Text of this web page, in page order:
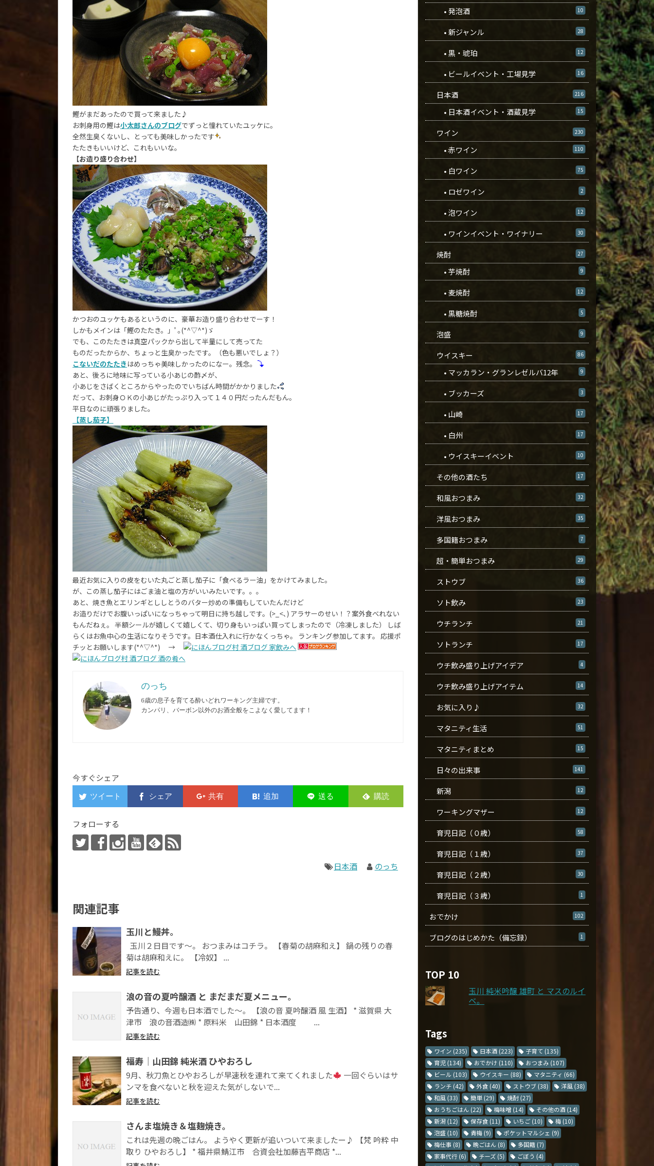
鰹がまだあったので買って来ました♪
お刺身用の鰹は小太郎さんのブログでずっと憧れていたユッケに。
全然生臭くないし、とっても美味しかったです
たたきもいいけど、これもいいな。
【お造り盛り合わせ】
かつおのユッケもあるというのに、豪華お造り盛り合わせでーす！
しかもメインは「鰹のたたき。」ﾟ｡(*^▽^*)ゞ
でも、このたたきは真空パックから出して半量にして売ってた
ものだったからか、ちょっと生臭かったです。（色も悪いでしょ？）
こないだのたたき はめっちゃ美味しかったのになー。残念。
あと、後ろに地味に写っている小あじの酢〆が、
小あじをさばくところからやったのでいちばん時間がかかりました
だって、お刺身ＯＫの小あじがたっぷり入って１４０円だったんだもん。
平日なのに頑張りました。
【蒸し茄子】
最近お気に入りの皮をむいた丸ごと蒸し茄子に「食べるラー油」をかけてみました。
が、この蒸し茄子にはごま油と塩の方がいいみたいです。。。
あと、焼き魚とエリンギとししとうのバター炒めの準備もしていたんだけど
お造りだけでお腹いっぱいになっちゃって明日に持ち越しです。(>_<､) アラサーのせい！？案外食べれない
もんだねぇ。 半額シールが嬉しくて嬉しくて、切り身もいっぱい買ってしまったので（冷凍しました） しば
らくはお魚中心の生活になりそうです。日本酒仕入れに行かなくっちゃ。 ランキング参加してます。 応援ポ
チッとお願いします(*^▽^*) →
のっち
6歳の息子を育てる酔いどれワーキング主婦です。
カンパリ、バーボン以外のお酒全般をこよなく愛してます︎！
今すぐシェア
フォローする
日本酒 のっち
関連記事
玉川と鰻丼。
玉川２日目です～。 おつまみはコチラ。 【春菊の胡麻和え】 鍋の残りの春
菊は胡麻和えに。 【冷奴】 ...
記事を読む
浪の音の夏吟醸酒 と まだまだ夏メニュー。
予告通り、今週も日本酒でした～。 【浪の音 夏吟醸酒 風 生酒】 * 滋賀県 大
津市 浪の音酒造㈱ * 原料米 山田錦 * 日本酒度 ...
記事を読む
福寿｜山田錦 純米酒 ひやおろし
9月、秋刀魚とひやおろしが早速秋を連れて来てくれました
一回ぐらいはサ
ンマを食べないと秋を迎えた気がしないで...
記事を読む
さんま塩焼き＆塩麹焼き。
これは先週の晩ごはん。 ようやく更新が追いついて来ましたー♪ 【梵 吟粋 中
取り ひやおろし】 * 福井県鯖江市 合資会社加藤吉平商店 *...
• 発泡酒 10
• 新ジャンル 28
• 黒・琥珀 12
• ビールイベント・工場見学 16
日本酒 216
• 日本酒イベント・酒蔵見学 15
ワイン 230
• 赤ワイン 110
• 白ワイン 75
• ロゼワイン 2
• 泡ワイン 12
• ワインイベント・ワイナリー 30
焼酎 27
• 芋焼酎 9
• 麦焼酎 12
• 黒糖焼酎 5
泡盛 9
ウイスキー 86
• マッカラン・グランレゼルバ12年 9
• ブッカーズ 3
• 山崎 17
• 白州 17
• ウイスキーイベント 10
その他の酒たち 17
和風おつまみ 32
洋風おつまみ 35
多国籍おつまみ 7
超・簡単おつまみ 29
ストウブ 36
ソト飲み 23
ウチランチ 21
ソトランチ 17
ウチ飲み盛り上げアイデア 4
ウチ飲み盛り上げアイテム 14
お気に入り♪ 32
マタニティ生活 51
マタニティまとめ 15
日々の出来事 141
新潟 12
ワーキングマザー 12
育児日記（０歳） 58
育児日記（１歳） 37
育児日記（２歳） 30
育児日記（３歳） 1
おでかけ 102
ブログのはじめかた（備忘録） 1
TOP 10
玉川 純米吟醸 雄町 と マスのルイ
ベ。
Tags
ワイン (235) 日本酒 (223) 子育て (135)
育児 (134) おでかけ (110) おつまみ (107)
ビール (103) ウイスキー (88) マタニティ (66)
ランチ (42) 外食 (40) ストウブ (38) 洋風 (38)
和風 (33) 簡単 (29) 焼酎 (27)
おうちごはん (22) 梅味噌 (14) その他の酒 (14)
新潟 (12) 保存食 (11) いちご (10) 梅 (10)
泡盛 (10) 青梅 (9) ポケットマルシェ (9)
梅仕事 (8) 晩ごはん (8) 多国籍 (7)
家事代行 (6) チーズ (5) ごぼう (4)